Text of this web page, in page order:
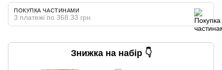
ПОКУПКА ЧАСТИНАМИ
3 платежі по 368.33 грн
Знижка на набір 👇